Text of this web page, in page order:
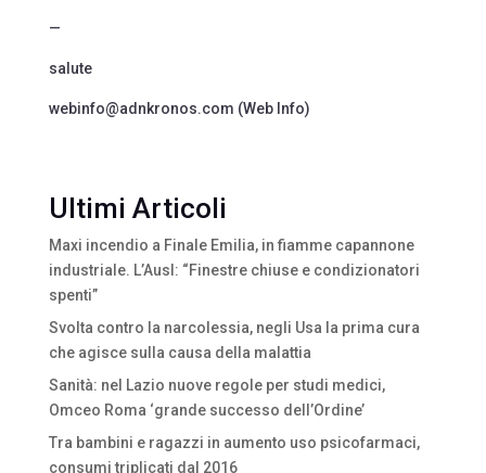
—
salute
webinfo@adnkronos.com (Web Info)
Ultimi Articoli
Maxi incendio a Finale Emilia, in fiamme capannone
industriale. L’Ausl: “Finestre chiuse e condizionatori
spenti”
Svolta contro la narcolessia, negli Usa la prima cura
che agisce sulla causa della malattia
Sanità: nel Lazio nuove regole per studi medici,
Omceo Roma ‘grande successo dell’Ordine’
Tra bambini e ragazzi in aumento uso psicofarmaci,
consumi triplicati dal 2016